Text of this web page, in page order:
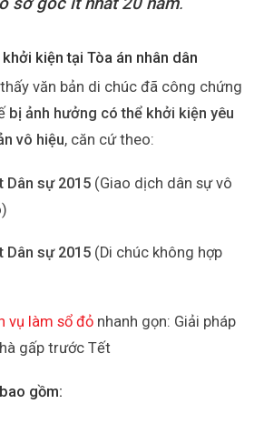
khởi kiện tại Tòa án nhân dân
văn bản di chúc đã công chứng
bị ảnh hưởng có thể khởi kiện yêu
vô hiệu, căn cứ theo:
Dân sự 2015(Giao dịch dân sự vô
Dân sự 2015(Di chúc không hợp
vụ làm sổ đỏ nhanh gọn: Giải pháp
gấp trước Tết
gồm: